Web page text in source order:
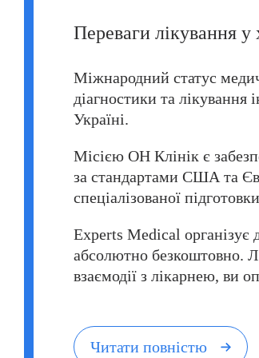
Переваги лікування у
Міжнародний статус
діагностики та лікування
Україні.
Місією ОН Клінік є
за стандартами США та
спеціалізованої
Experts Medical організує
абсолютно безкоштовно.
взаємодії з лікарнею, ви
Читати повністю